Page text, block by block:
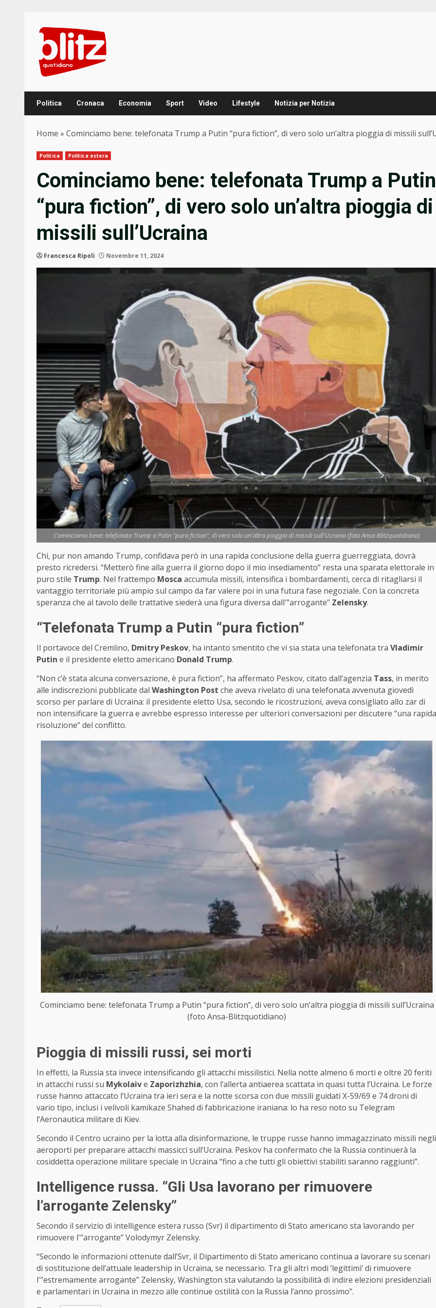
content
Politica Cronaca Economia Sport Video Lifestyle Notizia per Notizia
Home » Cominciamo bene: telefonata Trump a Putin “pura fiction”, di vero solo un’altra pioggia di missili
Politica Politica estera
Cominciamo bene: telefonata Trump a Putin
“pura fiction”, di vero solo un’altra pioggia di
missili sull’Ucraina
Francesca Ripoli Novembre 11, 2024
Cominciamo bene: telefonata Trump a Putin "pura fiction", di vero solo un'altra pioggia di missili sull'Ucraina (foto Ansa-Blitzquotidiano)
Chi, pur non amando Trump, confidava però in una rapida conclusione della guerra guerreggiata, dovrà
presto ricredersi. “Metterò fine alla guerra il giorno dopo il mio insediamento” resta una sparata elettorale in
puro stile Trump. Nel frattempo Mosca accumula missili, intensifica i bombardamenti, cerca di ritagliarsi il
vantaggio territoriale più ampio sul campo da far valere poi in una futura fase negoziale. Con la concreta
speranza che al tavolo delle trattative siederà una figura diversa dall'”arrogante” Zelensky.
“Telefonata Trump a Putin “pura fiction”
Il portavoce del Cremlino, Dmitry Peskov, ha intanto smentito che vi sia stata una telefonata tra Vladimir
Putin e il presidente eletto americano Donald Trump.
“Non c’è stata alcuna conversazione, è pura fiction”, ha affermato Peskov, citato dall’agenzia Tass, in merito
alle indiscrezioni pubblicate dal Washington Post che aveva rivelato di una telefonata avvenuta giovedì
scorso per parlare di Ucraina: il presidente eletto Usa, secondo le ricostruzioni, aveva consigliato allo zar di
non intensificare la guerra e avrebbe espresso interesse per ulteriori conversazioni per discutere “una rapida
risoluzione” del conflitto.
Cominciamo bene: telefonata Trump a Putin “pura fiction”, di vero solo un’altra pioggia di missili sull’Ucraina
(foto Ansa-Blitzquotidiano)
Pioggia di missili russi, sei morti
In effetti, la Russia sta invece intensificando gli attacchi missilistici. Nella notte almeno 6 morti e oltre 20 feriti
in attacchi russi su Mykolaive Zaporizhzhia, con l’allerta antiaerea scattata in quasi tutta l’Ucraina. Le forze
russe hanno attaccato l’Ucraina tra ieri sera e la notte scorsa con due missili guidati X-59/69 e 74 droni di
vario tipo, inclusi i velivoli kamikaze Shahed di fabbricazione iraniana: lo ha reso noto su Telegram
l’Aeronautica militare di Kiev.
Secondo il Centro ucraino per la lotta alla disinformazione, le truppe russe hanno immagazzinato missili negli
aeroporti per preparare attacchi massicci sull’Ucraina. Peskov ha confermato che la Russia continuerà la
cosiddetta operazione militare speciale in Ucraina “fino a che tutti gli obiettivi stabiliti saranno raggiunti”.
Intelligence russa. “Gli Usa lavorano per rimuovere
l’arrogante Zelensky”
Secondo il servizio di intelligence estera russo (Svr) il dipartimento di Stato americano sta lavorando per
rimuovere l'”arrogante” Volodymyr Zelensky.
“Secondo le informazioni ottenute dall’Svr, il Dipartimento di Stato americano continua a lavorare su scenari
di sostituzione dell’attuale leadership in Ucraina, se necessario. Tra gli altri modi ‘legittimi’ di rimuovere
l'”estremamente arrogante” Zelensky, Washington sta valutando la possibilità di indire elezioni presidenziali
e parlamentari in Ucraina in mezzo alle continue ostilità con la Russia l’anno prossimo”.